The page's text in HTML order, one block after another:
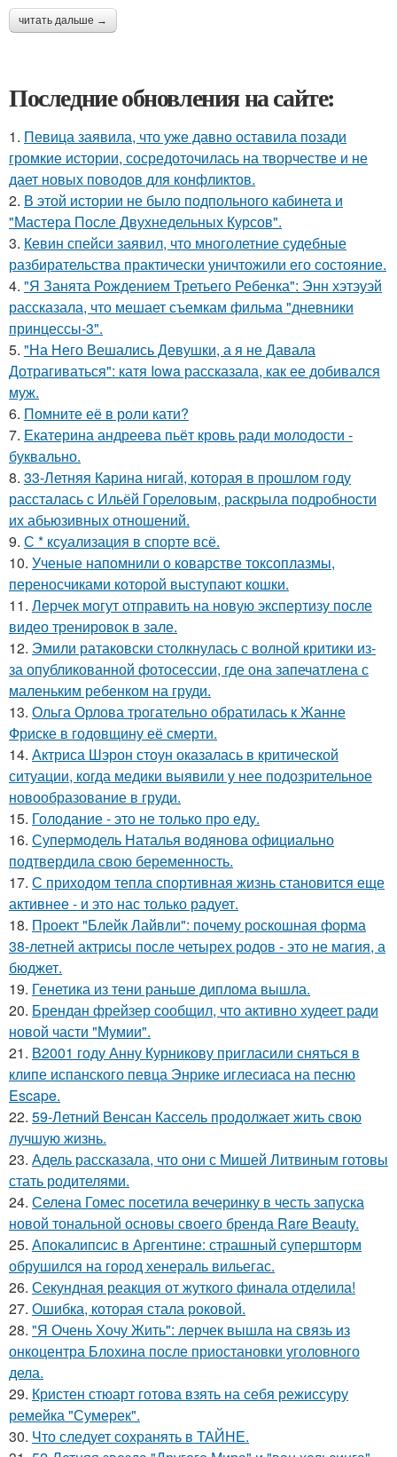
читать дальше →
Последние обновления на сайте:
1. Певица заявила, что уже давно оставила позади
громкие истории, сосредоточилась на творчестве и не
дает новых поводов для конфликтов.
2. В этой истории не было подпольного кабинета и
"Мастера После Двухнедельных Курсов".
3. Кевин спейси заявил, что многолетние судебные
разбирательства практически уничтожили его состояние.
4. "Я Занята Рождением Третьего Ребенка": Энн хэтэуэй
рассказала, что мешает съемкам фильма "дневники
принцессы-3".
5. "На Него Вешались Девушки, а я не Давала
Дотрагиваться": катя Iowa рассказала, как ее добивался
муж.
6. Помните её в роли кати?
7. Екатерина андреева пьёт кровь ради молодости -
буквально.
8. 33-Летняя Карина нигай, которая в прошлом году
рассталась с Ильёй Гореловым, раскрыла подробности
их абьюзивных отношений.
9. С * ксуализация в спорте всё.
10. Ученые напомнили о коварстве токсоплазмы,
переносчиками которой выступают кошки.
11. Лерчек могут отправить на новую экспертизу после
видео тренировок в зале.
12. Эмили ратаковски столкнулась с волной критики из-
за опубликованной фотосессии, где она запечатлена с
маленьким ребенком на груди.
13. Ольга Орлова трогательно обратилась к Жанне
Фриске в годовщину её смерти.
14. Актриса Шэрон стоун оказалась в критической
ситуации, когда медики выявили у нее подозрительное
новообразование в груди.
15. Голодание - это не только про еду.
16. Супермодель Наталья водянова официально
подтвердила свою беременность.
17. С приходом тепла спортивная жизнь становится еще
активнее - и это нас только радует.
18. Проект "Блейк Лайвли": почему роскошная форма
38-летней актрисы после четырех родов - это не магия, а
бюджет.
19. Генетика из тени раньше диплома вышла.
20. Брендан фрейзер сообщил, что активно худеет ради
новой части "Мумии".
21. В2001 году Анну Курникову пригласили сняться в
клипе испанского певца Энрике иглесиаса на песню
Escape.
22. 59-Летний Венсан Кассель продолжает жить свою
лучшую жизнь.
23. Адель рассказала, что они с Мишей Литвиным готовы
стать родителями.
24. Селена Гомес посетила вечеринку в честь запуска
новой тональной основы своего бренда Rare Beauty.
25. Апокалипсис в Аргентине: страшный супершторм
обрушился на город хенераль вильегас.
26. Секундная реакция от жуткого финала отделила!
27. Ошибка, которая стала роковой.
28. "Я Очень Хочу Жить": лерчек вышла на связь из
онкоцентра Блохина после приостановки уголовного
дела.
29. Кристен стюарт готова взять на себя режиссуру
ремейка "Сумерек".
30. Что следует сохранять в ТАЙНЕ.